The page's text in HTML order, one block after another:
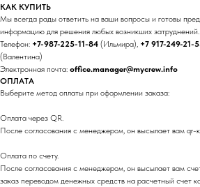
КАК КУПИТЬ
Мы всегда рады ответить на ваши вопросы и готовы
информацию для решения любых возникших затруднений.
Телефон: +7-987-225-11-84 (Ильмира), +7 917-249-21-
(Валентина)
Электронная почта: office.manager@mycrew.info
ОПЛАТА
Выберите метод оплаты при оформлении заказа:
Оплата через QR.
После согласования с менеджером, он высылает вам qr-
Оплата по счету.
После согласования с менеджером, он высылает вам
заказ переводом денежных средств на расчетный счет